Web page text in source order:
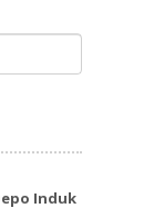
Induk